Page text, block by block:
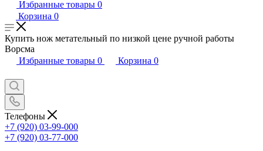
Избранные товары 0
Корзина 0
Купить нож метательный по низкой цене ручной работы
Ворсма
Избранные товары 0 Корзина 0
Телефоны
+7 (920) 03-99-000
+7 (920) 03-77-000